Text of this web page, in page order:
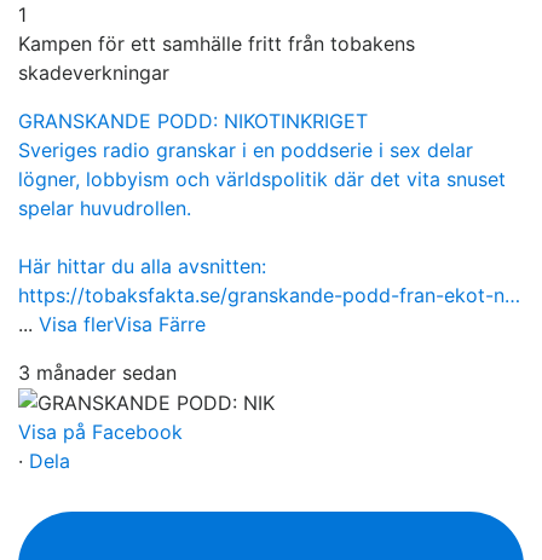
1
Kampen för ett samhälle fritt från tobakens
skadeverkningar
GRANSKANDE PODD: NIKOTINKRIGET
Sveriges radio granskar i en poddserie i sex delar
lögner, lobbyism och världspolitik där det vita snuset
spelar huvudrollen.
Här hittar du alla avsnitten:
https://tobaksfakta.se/granskande-podd-fran-ekot-n…
... Visa flerVisa Färre
3 månader sedan
Visa på Facebook
· Dela